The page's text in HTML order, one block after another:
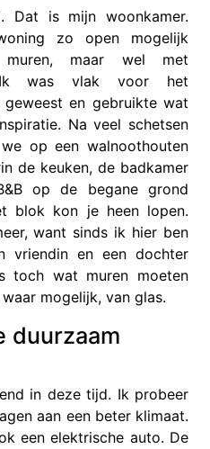
Dat is mijn woonkamer.
zo open mogelijk
maar wel met
Ik was vlak voor het
en gebruikte wat
Na veel schetsen
op een walnoothouten
de keuken, de badkamer
op de begane grond
blok kon je heen lopen.
want sinds ik hier ben
vriendin en een dochter
toch wat muren moeten
mogelijk, van glas.
duurzaam
in deze tijd. Ik probeer
aan een beter klimaat.
een elektrische auto. De